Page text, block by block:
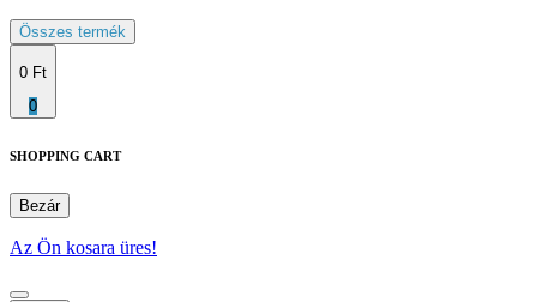
Összes termék
0 Ft
0
SHOPPING CART
Bezár
Az Ön kosara üres!